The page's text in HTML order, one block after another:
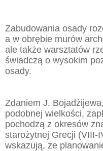
Zabudowania osady
a w obrębie murów
ale także warsztatów
świadczą o wysokim
osady.
Zdaniem J.
podobnej wielkości,
pochodzą z okresów
starożytnej Grecji (VIII-
wskazują, że